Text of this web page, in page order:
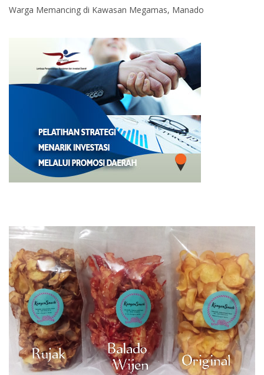
Warga Memancing di Kawasan Megamas, Manado